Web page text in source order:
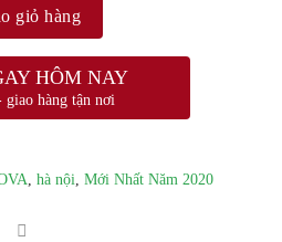
giỏ hàng
HÔM NAY
giao hàng tận nơi
, hà nội, Mới Nhất Năm 2020